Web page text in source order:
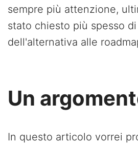
sempre più attenzione,
stato chiesto più spesso
dell'alternativa alle
Un
In questo articolo vorrei